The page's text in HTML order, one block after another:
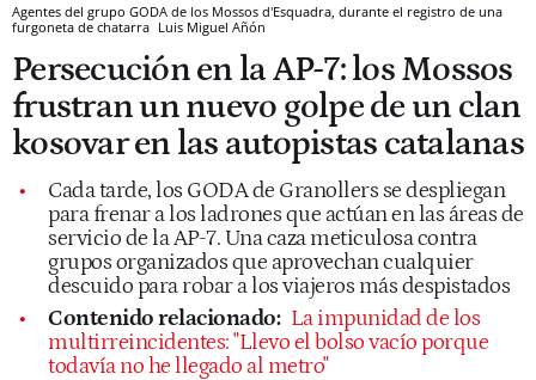
Agentes del grupo GODA de los Mossos d'Esquadra, durante el registro de una
furgoneta de chatarra Luis Miguel Añón
Persecución en la AP-7: los Mossos
frustran un nuevo golpe de un clan
kosovar en las autopistas catalanas
Cada tarde, los GODA de Granollers se despliegan
para frenar a los ladrones que actúan en las áreas de
servicio de la AP-7. Una caza meticulosa contra
grupos organizados que aprovechan cualquier
descuido para robar a los viajeros más despistados
Contenido relacionado: La impunidad de los
multirreincidentes: "Llevo el bolso vacío porque
todavía no he llegado al metro"